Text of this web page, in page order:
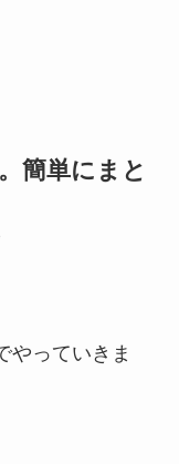
簡単にまと
やっていきま